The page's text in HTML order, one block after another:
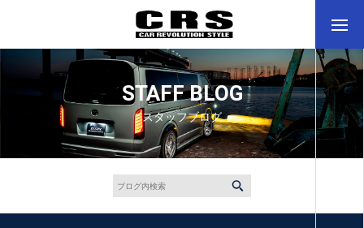
STAFF BLOG
スタッフブログ